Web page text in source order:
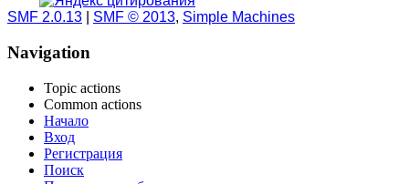
SMF 2.0.13 SMF © 2013, Simple Machines
Navigation
Topic actions
Common actions
Начало
Вход
Регистрация
Поиск